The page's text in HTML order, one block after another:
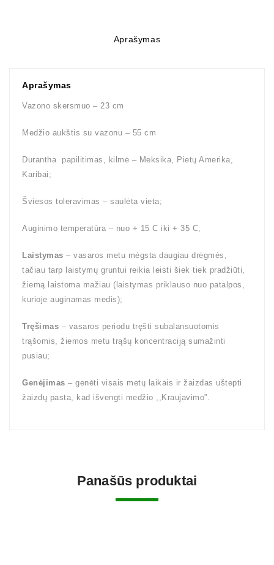
Aprašymas
Aprašymas
Vazono skersmuo – 23 cm
Medžio aukštis su vazonu – 55 cm
Durantha papilitimas, kilmė – Meksika, Pietų Amerika,
Karibai;
Šviesos toleravimas – saulėta vieta;
Auginimo temperatūra – nuo + 15 C iki + 35 C;
Laistymas – vasaros metu mėgsta daugiau drėgmės,
tačiau tarp laistymų gruntui reikia leisti šiek tiek pradžiūti,
žiemą laistoma mažiau (laistymas priklauso nuo patalpos,
kurioje auginamas medis);
Tręšimas – vasaros periodu tręšti subalansuotomis
trąšomis, žiemos metu trąšų koncentraciją sumažinti
pusiau;
Genėjimas – genėti visais metų laikais ir žaizdas uštepti
žaizdų pasta, kad išvengti medžio ,,Kraujavimo”.
Panašūs produktai